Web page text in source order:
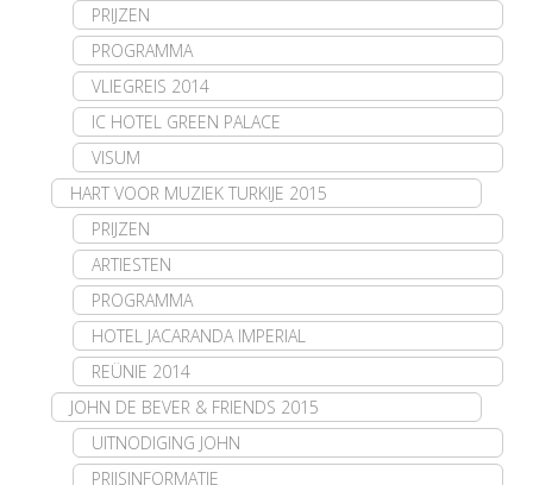
PRIJZEN
PROGRAMMA
VLIEGREIS 2014
IC HOTEL GREEN PALACE
VISUM
HART VOOR MUZIEK TURKIJE 2015
PRIJZEN
ARTIESTEN
PROGRAMMA
HOTEL JACARANDA IMPERIAL
REÜNIE 2014
JOHN DE BEVER & FRIENDS 2015
UITNODIGING JOHN
PRIJSINFORMATIE